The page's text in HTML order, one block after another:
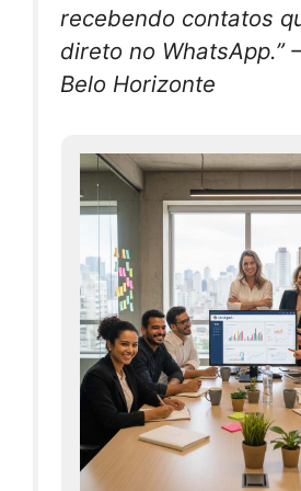
recebendo contatos
direto no WhatsApp.”
Belo Horizonte